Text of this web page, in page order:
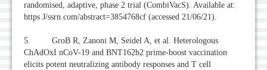
randomised, adaptive, phase 2 trial (CombiVacS). Available at:
https J/ssrn.com/abstract=3854768cf (accessed 21/06/21).
5. GroB R, Zanoni M, Seidel A, et al. Heterologous
ChAdOxI nCoV-19 and BNT162b2 prime-boost vaccination
elicits potent neutralizing antibody responses and T cell